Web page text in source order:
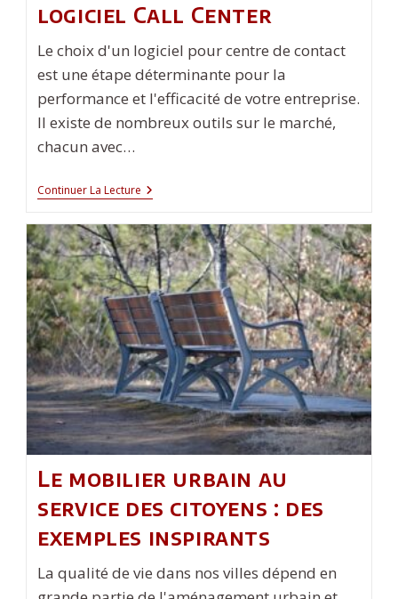
logiciel Call Center
Le choix d'un logiciel pour centre de contact
est une étape déterminante pour la
performance et l'efficacité de votre entreprise.
Il existe de nombreux outils sur le marché,
chacun avec…
Continuer La Lecture Les
Fonctionnalités
À
Prendre
En
Compte
Dans
Un
Logiciel
Call
Center
Le mobilier urbain au
service des citoyens : des
exemples inspirants
La qualité de vie dans nos villes dépend en